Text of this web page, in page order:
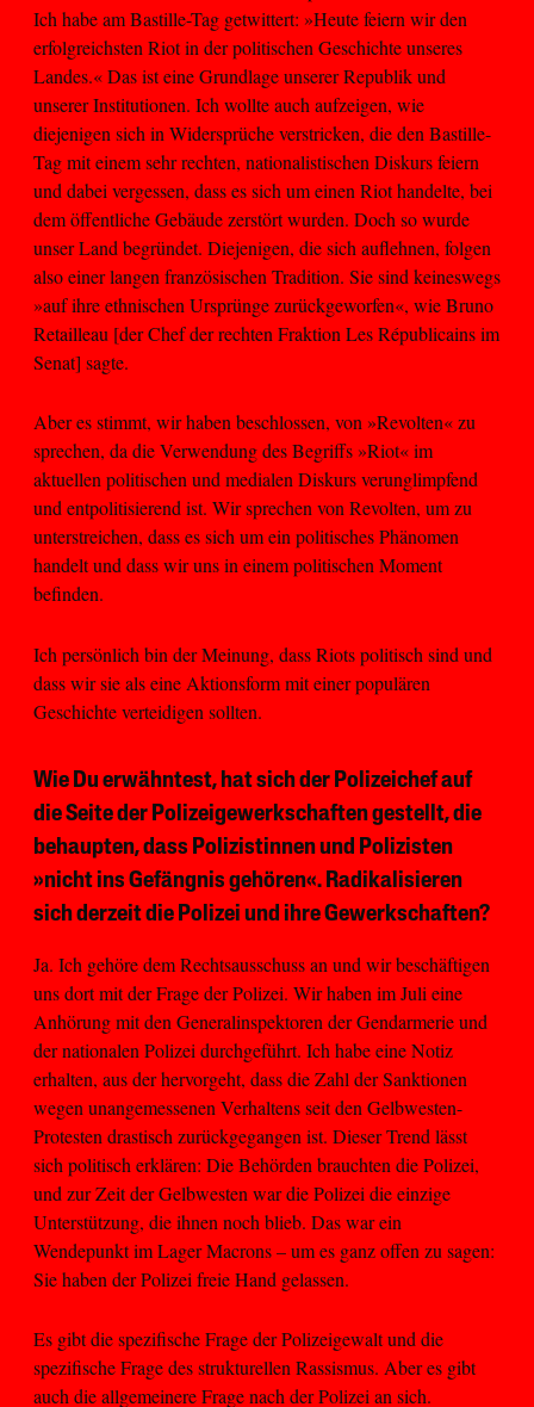
Ich habe am Bastille-Tag getwittert: »Heute feiern wir den
erfolgreichsten Riot in der politischen Geschichte unseres
Landes.« Das ist eine Grundlage unserer Republik und
unserer Institutionen. Ich wollte auch aufzeigen, wie
diejenigen sich in Widersprüche verstricken, die den Bastille-
Tag mit einem sehr rechten, nationalistischen Diskurs feiern
und dabei vergessen, dass es sich um einen Riot handelte, bei
dem öffentliche Gebäude zerstört wurden. Doch so wurde
unser Land begründet. Diejenigen, die sich auflehnen, folgen
also einer langen französischen Tradition. Sie sind keineswegs
»auf ihre ethnischen Ursprünge zurückgeworfen«, wie Bruno
Retailleau [der Chef der rechten Fraktion Les Républicains im
Senat] sagte.
Aber es stimmt, wir haben beschlossen, von »Revolten« zu
sprechen, da die Verwendung des Begriffs »Riot« im
aktuellen politischen und medialen Diskurs verunglimpfend
und entpolitisierend ist. Wir sprechen von Revolten, um zu
unterstreichen, dass es sich um ein politisches Phänomen
handelt und dass wir uns in einem politischen Moment
befinden.
Ich persönlich bin der Meinung, dass Riots politisch sind und
dass wir sie als eine Aktionsform mit einer populären
Geschichte verteidigen sollten.
Wie Du erwähntest, hat sich der Polizeichef auf
die Seite der Polizeigewerkschaften gestellt, die
behaupten, dass Polizistinnen und Polizisten
»nicht ins Gefängnis gehören«. Radikalisieren
sich derzeit die Polizei und ihre Gewerkschaften?
Ja. Ich gehöre dem Rechtsausschuss an und wir beschäftigen
uns dort mit der Frage der Polizei. Wir haben im Juli eine
Anhörung mit den Generalinspektoren der Gendarmerie und
der nationalen Polizei durchgeführt. Ich habe eine Notiz
erhalten, aus der hervorgeht, dass die Zahl der Sanktionen
wegen unangemessenen Verhaltens seit den Gelbwesten-
Protesten drastisch zurückgegangen ist. Dieser Trend lässt
sich politisch erklären: Die Behörden brauchten die Polizei,
und zur Zeit der Gelbwesten war die Polizei die einzige
Unterstützung, die ihnen noch blieb. Das war ein
Wendepunkt im Lager Macrons – um es ganz offen zu sagen:
Sie haben der Polizei freie Hand gelassen.
Es gibt die spezifische Frage der Polizeigewalt und die
spezifische Frage des strukturellen Rassismus. Aber es gibt
auch die allgemeinere Frage nach der Polizei an sich.